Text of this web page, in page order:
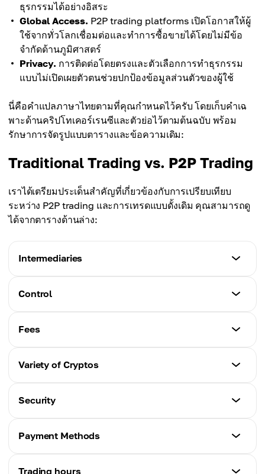
ธุรกรรมได้อย่างอิสระ
Global Access. P2P trading platforms เปิดโอกาสให้ผู้
ใช้จากทั่วโลกเชื่อมต่อและทำการซื้อขายได้โดยไม่มีข้อ
จำกัดด้านภูมิศาสตร์
Privacy. การติดต่อโดยตรงและตัวเลือกการทำธุรกรรม
แบบไม่เปิดเผยตัวตนช่วยปกป้องข้อมูลส่วนตัวของผู้ใช้
นี่คือคำแปลภาษาไทยตามที่คุณกำหนดไว้ครับ โดยเก็บคำเฉ
พาะด้านคริปโทเคอร์เรนซีและตัวย่อไว้ตามต้นฉบับ พร้อม
รักษาการจัดรูปแบบตารางและข้อความเดิม:
Traditional Trading vs. P2P Trading
เราได้เตรียมประเด็นสำคัญที่เกี่ยวข้องกับการเปรียบเทียบ
ระหว่าง P2P trading และการเทรดแบบดั้งเดิม คุณสามารถดู
ได้จากตารางด้านล่าง:
Intermediaries
Traditional Trading
ผู้ซื้อและผู้ขายติดต่อกันโดยตรงบนแพลตฟอร์ม
Control
Traditional Trading
P2P Trading
กว่า แต่ยังมีขั้นตอน KYC อยู่บ้าง
Fees
Traditional Trading
P2P Trading
แพลตฟอร์มก็ตาม
Variety of Cryptos
Traditional Trading
P2P Trading
Security
Traditional Trading
Payment Methods
Traditional Trading
Trading hours